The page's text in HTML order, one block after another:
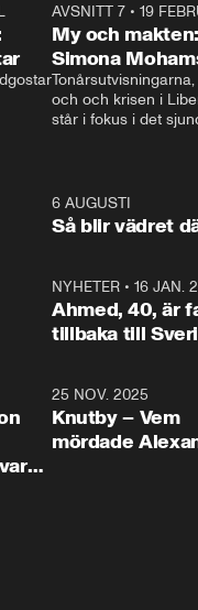
vi
AVSNITT 7• 19
My och makten:
Simona
och och krisen i
står i fokus i det
kommentator My
Rohwedder ställer
utbildnings- och
Mohamsson till
6 AUGUSTI
Så blir vädret
NYHETER• 16 JAN.
Ahmed, 40, är
tillbaka till
25 NOV. 2025
Knutby – Vem
mördade